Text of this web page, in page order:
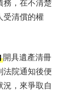
務，在不清楚
受清償的權
開具遺產清冊
法院通知後便
，來爭取自